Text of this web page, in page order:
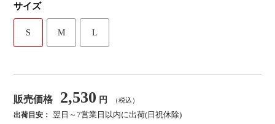
サイズ
S M L
販売価格 2,530 円 （税込）
出荷目安： 翌日～7営業日以内に出荷(日祝休除)